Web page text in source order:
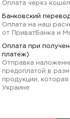
Оплата через
Банковский перевод
Оплата на наш
от ПриватБанка и
Оплата при
платеж)
Отправка
предоплатой в
продукции, которая
Украине